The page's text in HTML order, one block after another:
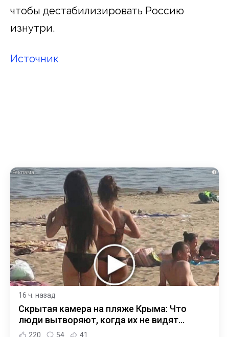
чтобы дестабилизировать Россию
изнутри.
Источник
i
16 ч. назад
Скрытая камера на пляже Крыма: Что
люди вытворяют, когда их не видят...
220 54 41